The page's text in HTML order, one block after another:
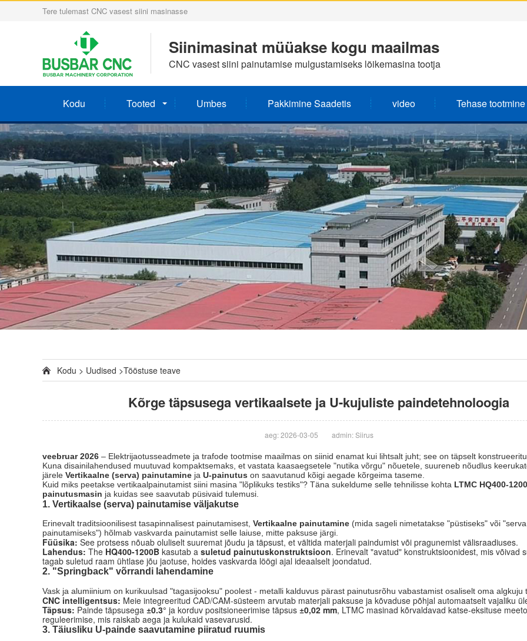
Tere tulemast CNC vasest siini masinasse
Siinimasinat müüakse kogu maailmas
CNC vasest siini painutamise mulgustamiseks lõikemasina tootja
Kodu Tooted Umbes Pakkimine Saadetis video Tehase tootmine
Kodu > Uudised >Tööstuse teave
Kõrge täpsusega vertikaalsete ja U-kujuliste paindetehnoloogia
aeg: 2026-03-05 admin: Siirus
veebruar 2026 – Elektrijaotusseadmete ja trafode tootmise maailmas on siinid enamat kui lihtsalt juht; see on täpselt
Kuna disainilahendused muutuvad kompaktsemaks, et vastata kaasaegsetele "nutika võrgu" nõuetele, suureneb nõudlus
järele Vertikaalne (serva) painutamine ja U-painutus on saavutanud kõigi aegade kõrgeima taseme.
Kuid miks peetakse vertikaalpainutamist siini masina "lõplikuks testiks"? Täna sukeldume selle tehnilisse kohta LTMC HQ400-
painutusmasin ja kuidas see saavutab püsivaid tulemusi.
1. Vertikaalse (serva) painutamise väljakutse
Erinevalt traditsioonilisest tasapinnalisest painutamisest, Vertikaalne painutamine (mida sageli nimetatakse "püstiseks" või
painutamiseks") hõlmab vaskvarda painutamist selle laiuse, mitte paksuse järgi.
Füüsika: See protsess nõuab oluliselt suuremat jõudu ja täpsust, et vältida materjali paindumist või pragunemist välisraadiuses.
Lahendus: The HQ400-1200B kasutab a suletud painutuskonstruktsioon. Erinevalt "avatud" konstruktsioonidest, mis võivad
tagab suletud raam ühtlase jõu jaotuse, hoides vaskvarda löögi ajal ideaalselt joondatud.
2. "Springback" võrrandi lahendamine
Vask ja alumiinium on kurikuulsad "tagasijooksu" poolest - metalli kalduvus pärast painutusrõhu vabastamist osaliselt oma algkuju
CNC intelligentsus: Meie integreeritud CAD/CAM-süsteem arvutab materjali paksuse ja kõvaduse põhjal automaatselt vajaliku
Täpsus: Painde täpsusega ±0.3° ja korduv positsioneerimise täpsus ±0,02 mm, LTMC masinad kõrvaldavad katse-eksituse
reguleerimise, mis raiskab aega ja kulukaid vasevarusid.
3. Täiusliku U-painde saavutamine piiratud ruumis